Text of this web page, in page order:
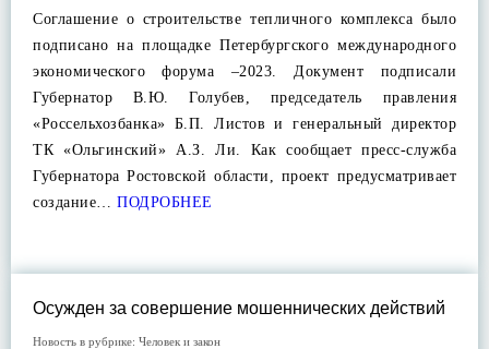
Соглашение о строительстве тепличного комплекса было
подписано на площадке Петербургского международного
экономического форума –2023. Документ подписали
Губернатор В.Ю. Голубев, председатель правления
«Россельхозбанка» Б.П. Листов и генеральный директор
ТК «Ольгинский» А.З. Ли. Как сообщает пресс-служба
Губернатора Ростовской области, проект предусматривает
создание… ПОДРОБНЕЕ
Осужден за совершение мошеннических действий
Новость в рубрике: Человек и закон